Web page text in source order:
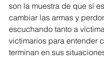
son la muestra de que sí
cambiar las armas y
escuchando tanto a
victimarios para entender
terminan en sus